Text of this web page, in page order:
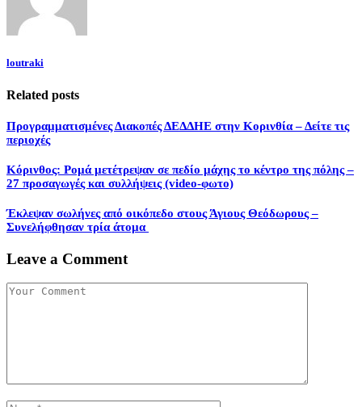
loutraki
Related posts
Προγραμματισμένες Διακοπές ΔΕΔΔΗΕ στην Κορινθία – Δείτε τις
περιοχές
Κόρινθος: Ρομά μετέτρεψαν σε πεδίο μάχης το κέντρο της πόλης –
27 προσαγωγές και συλλήψεις (video-φωτο)
Έκλεψαν σωλήνες από οικόπεδο στους Άγιους Θεόδωρους –
Συνελήφθησαν τρία άτομα
Leave a Comment